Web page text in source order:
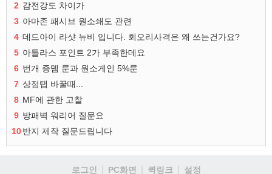
2 감전강도 차이가
3 아마존 패시브 원소쇄도 관련
4 데드아이 라샷 뉴비 입니다. 회오리사격은 왜 쓰는건가요?
5 아틀라스 포인트 2가 부족한데요
6 번개 증뎀 룬과 원소게인 5%룬
7 상점탭 바꿀때...
8 MF에 관한 고찰
9 방패벽 워리어 질문요
10반지 제작 질문드립니다
로그인 PC화면 퀵링크
설정